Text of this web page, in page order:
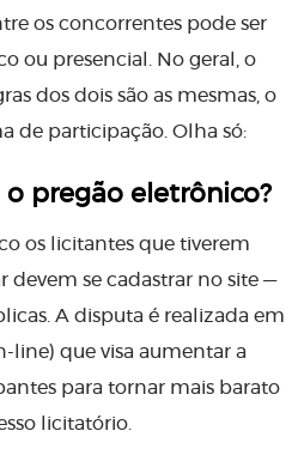
os concorrentes pode ser
ou presencial. No geral, o
dos dois são as mesmas, o
de participação. Olha só:
pregão eletrônico?
os licitantes que tiverem
devem se cadastrar no site —
A disputa é realizada em
line) que visa aumentar a
para tornar mais barato
licitatório.